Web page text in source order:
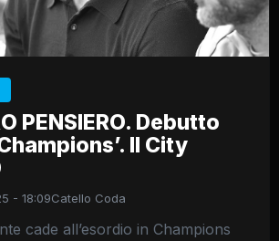
PENSIERO. Debutto
Il City
- 18:09Catello Coda
cade all’esordio in Champions